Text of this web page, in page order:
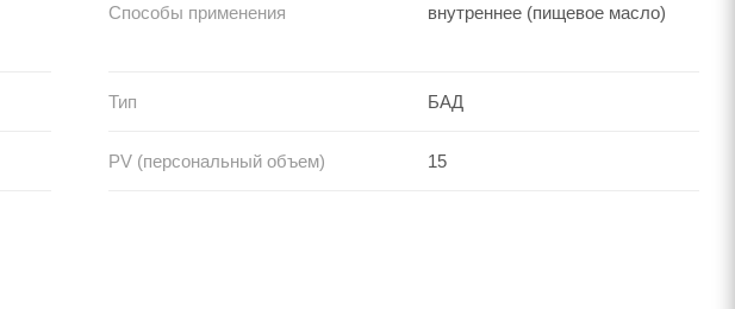
Способы применения внутреннее (пищевое масло)
Тип БАД
PV (персональный объем) 15